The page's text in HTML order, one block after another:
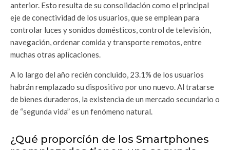
anterior. Esto resulta de su consolidación como el principal
eje de conectividad de los usuarios, que se emplean para
controlar luces y sonidos domésticos, control de televisión,
navegación, ordenar comida y transporte remotos, entre
muchas otras aplicaciones.
A lo largo del año recién concluido, 23.1% de los usuarios
habrán remplazado su dispositivo por uno nuevo. Al tratarse
de bienes duraderos, la existencia de un mercado secundario o
de “segunda vida” es un fenómeno natural.
¿Qué proporción de los Smartphones